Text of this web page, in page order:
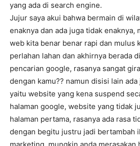
yang ada di search engine.
Jujur saya akui bahwa bermain di
enaknya dan ada juga tidak enaknya,
web kita benar benar rapi dan mulus
perlahan lahan dan akhirnya berada
pencarian google, rasanya sangat
dengan kamu?? namun disisi lain
yaitu website yang kena suspend
halaman google, website yang tidak
halaman pertama, rasanya ada rasa
dengan begitu justru jadi bertambah